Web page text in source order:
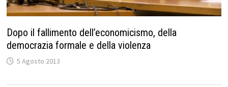
Dopo il fallimento dell’economicismo, della
democrazia formale e della violenza
5 Agosto 2013